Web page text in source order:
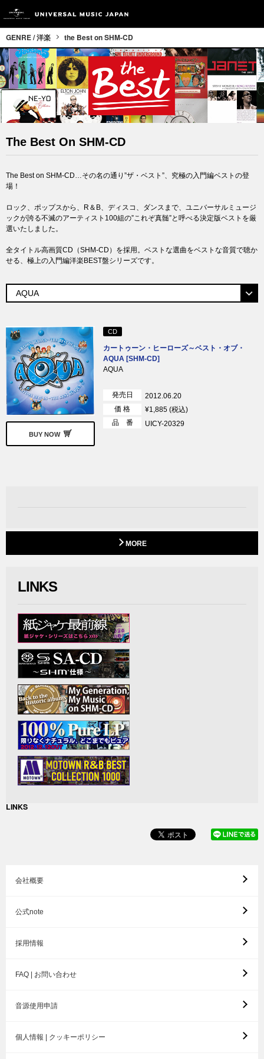
GENRE / 洋楽 the Best on SHM-CD
The Best On SHM-CD
The Best on SHM-CD…その名の通り”ザ・ベスト”、究極の入門編ベストの登
場！
ロック、ポップスから、R＆B、ディスコ、ダンスまで、ユニバーサルミュージ
ックが誇る不滅のアーティスト100組の”これぞ真髄”と呼べる決定版ベストを厳
選いたしました。
全タイトル高画質CD（SHM-CD）を採用。ベストな選曲をベストな音質で聴か
せる、極上の入門編洋楽BEST盤シリーズです。
BUY NOW
CD
カートゥーン・ヒーローズ～ベスト・オブ・
AQUA [SHM-CD]
AQUA
発売日
2012.06.20
価 格
¥1,885 (税込)
品 番
UICY-20329
MORE
LINKS
LINKS
会社概要
公式note
採用情報
FAQ | お問い合わせ
音源使用申請
個人情報 | クッキーポリシー